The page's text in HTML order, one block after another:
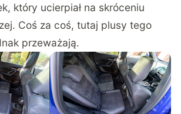
który ucierpiał na skróceniu
Coś za coś, tutaj plusy tego
przeważają.